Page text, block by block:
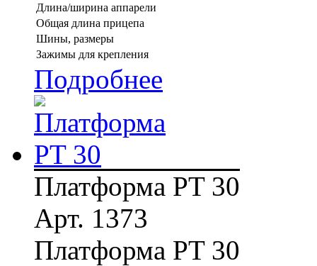
Длина/ширина аппарели
Общая длина прицепа
Шины, размеры
Зажимы для крепления
Подробнее
Платформа PT 30
Арт. 1373
Платформа PT 30